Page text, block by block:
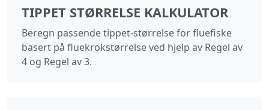
TIPPET STØRRELSE KALKULATOR
Beregn passende tippet-størrelse for fluefiske
basert på fluekrokstørrelse ved hjelp av Regel av
4 og Regel av 3.